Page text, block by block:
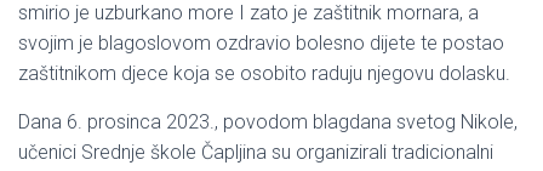
smirio je uzburkano more I zato je zaštitnik mornara, a
svojim je blagoslovom ozdravio bolesno dijete te postao
zaštitnikom djece koja se osobito raduju njegovu dolasku.
Dana 6. prosinca 2023., povodom blagdana svetog Nikole,
učenici Srednje škole Čapljina su organizirali tradicionalni